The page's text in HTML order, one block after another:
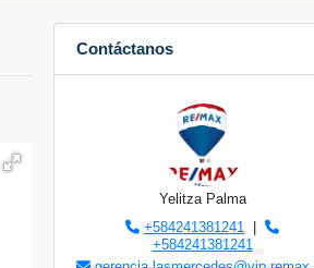
Contáctanos
Yelitza Palma
+584241381241
+584241381241